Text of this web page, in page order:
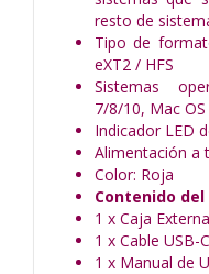
resto de
Tipo de
eXT2 / HFS
Sistemas
7/8/10, Mac
Indicador LED
Alimentación a
Color: Roja
Contenido
1 x Caja
1 x Cable USB-C
1 x Manual de